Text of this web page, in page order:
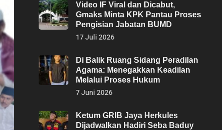
Video IF Viral dan Dicabut,
Gmaks Minta KPK Pantau Proses
Pengisian Jabatan BUMD
17 Juli 2026
Di Balik Ruang Sidang Peradilan
Agama: Menegakkan Keadilan
Melalui Proses Hukum
7 Juni 2026
Ketum GRIB Jaya Herkules
Dijadwalkan Hadiri Seba Baduy